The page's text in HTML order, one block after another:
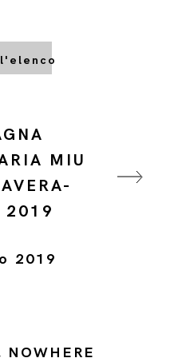
MIU
2019
2019
NOWHERE